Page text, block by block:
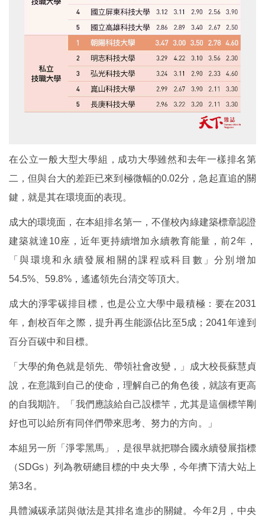
在公立一般大型大學組，成功大學雖然和去年一樣排名第
二，但與台大的差距已來到極微幅的0.02分，急起直追的關
鍵，就是其在環境面的表現。
成大的環境面，在本組排名第一，不僅校內綠建築標章認證
建築就達10座，近年更持續增加永續教育能量，前2年，
「與環境和永續發展相關的課程或科目數」分別增加
54.5%、59.8%，遙遙領先台清交等頂大。
成大的淨零碳排目標，也是公立大學中最積極：要在2031
年，創校百年之際，提升再生能源佔比至5成；2041年達到
百分百碳中和目標。
「大學的角色就是領先、帶領社會改變，」成大校長蘇慧貞
說，在意識到自己的使命，理解自己的角色後，就該有更高
的自我期許。「我們應該給自己設標竿，尤其是這個標竿剛
好也可以給所有同伴們帶來思考、努力的方向。」
本組另一所「淨零黑馬」，是很早就把聯合國永續發展指標
（SDGs）列為教研總目標的中央大學，今年擠下清大站上
第3名。
具體減碳承諾與做法是其排名進步的關鍵。今年2月，中央